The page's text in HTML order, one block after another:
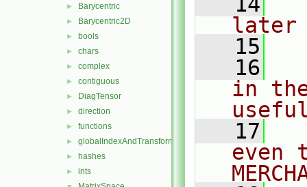
► Barycentric
► Barycentric2D
► bools
► chars
► complex
► contiguous
► DiagTensor
► direction
► functions
► globalIndexAndTransform
► hashes
► ints
later
   15
   16
in
   17
even